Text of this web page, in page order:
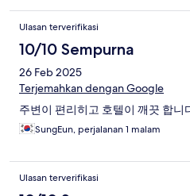
Ulasan terverifikasi
10/10 Sempurna
26 Feb 2025
Terjemahkan dengan Google
주변이 편리히고 호텔이 깨끗 합니
SungEun, perjalanan 1 malam
Ulasan terverifikasi